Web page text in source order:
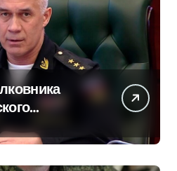
услуги по
службы и